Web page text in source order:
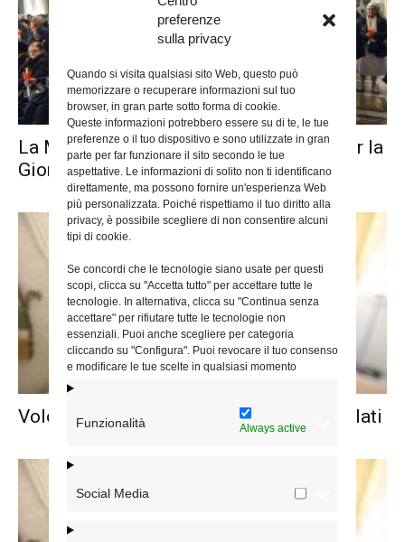
preferenze
sulla privacy
Quando si visita qualsiasi sito Web, questo può
memorizzare o recuperare informazioni sul tuo
browser, in gran parte sotto forma di cookie.
Queste informazioni potrebbero essere su di te, le tue
preferenze o il tuo dispositivo e sono utilizzate in gran
parte per far funzionare il sito secondo le tue
aspettative. Le informazioni di solito non ti identificano
direttamente, ma possono fornire un'esperienza Web
più personalizzata. Poiché rispettiamo il tuo diritto alla
privacy, è possibile scegliere di non consentire alcuni
tipi di cookie.
Se concordi che le tecnologie siano usate per questi
scopi, clicca su "Accetta tutto" per accettare tutte le
tecnologie. In alternativa, clicca su "Continua senza
accettare" per rifiutare tutte le tecnologie non
essenziali. Puoi anche scegliere per categoria
cliccando su "Configura". Puoi revocare il tuo consenso
e modificare le tue scelte in qualsiasi momento
Funzionalità Always active
Social Media
La Messa al San Giovanni in Laterano per la
Giornata mondiale...
Volontariato diocesano per anziani e malati